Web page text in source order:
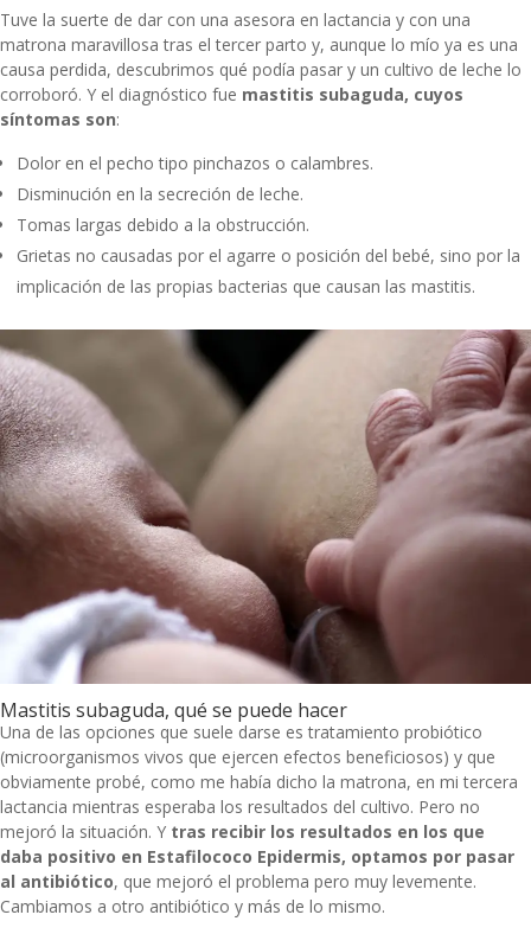
Tuve la suerte de dar con una asesora en lactancia y con una
matrona maravillosa tras el tercer parto y, aunque lo mío ya es una
causa perdida, descubrimos qué podía pasar y un cultivo de leche lo
corroboró. Y el diagnóstico fue mastitis subaguda, cuyos
síntomas son:
Dolor en el pecho tipo pinchazos o calambres.
Disminución en la secreción de leche.
Tomas largas debido a la obstrucción.
Grietas no causadas por el agarre o posición del bebé, sino por la
implicación de las propias bacterias que causan las mastitis.
Mastitis subaguda, qué se puede hacer
Una de las opciones que suele darse es tratamiento probiótico
(microorganismos vivos que ejercen efectos beneficiosos) y que
obviamente probé, como me había dicho la matrona, en mitercera
lactancia mientras esperaba los resultados del cultivo. Pero no
mejoró la situación. Y tras recibir los resultados en los que
daba positivo en Estafilococo Epidermis, optamos por pasar
al antibiótico, que mejoró el problema pero muy levemente.
Cambiamos a otro antibiótico y más de lo mismo.